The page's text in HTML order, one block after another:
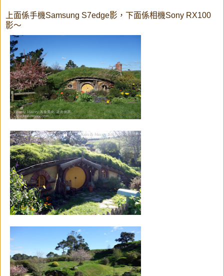
上面係手機Samsung S7edge影，下面係相機Sony RX100
影～